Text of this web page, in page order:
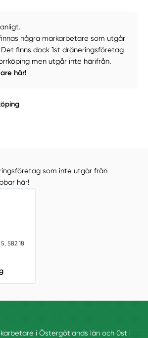
några markarbetare som utgår
finns dock 1st dräneringsföretag
men utgår inte härifrån.
här!
som inte utgår från
här!
582 18
i Östergötlands län och 0st i